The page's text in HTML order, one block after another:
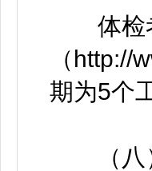
体检考
（http://
期为5个
（八